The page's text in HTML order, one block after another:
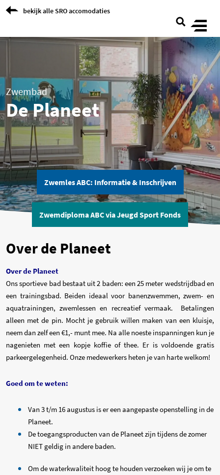
bekijk alle SRO accomodaties
Zwembad
De Planeet
Zwemles ABC: Informatie & Inschrijven
Zwemdiploma ABC via Jeugd Sport Fonds
Over de Planeet
Over de Planeet
Ons sportieve bad bestaat uit 2 baden: een 25 meter wedstrijdbad en
een trainingsbad. Beiden ideaal voor banenzwemmen, zwem- en
aquatrainingen, zwemlessen en recreatief vermaak. Betalingen
alleen met de pin. Mocht je gebruik willen maken van een kluisje,
neem dan zelf een €1,- munt mee. Na alle noeste inspanningen kun je
nagenieten met een kopje koffie of thee. Er is voldoende gratis
parkeergelegenheid. Onze medewerkers heten je van harte welkom!
Goed om te weten:
Van 3 t/m 16 augustus is er een aangepaste openstelling in de
Planeet.
De toegangsproducten van de Planeet zijn tijdens de zomer
NIET geldig in andere baden.
Om de waterkwaliteit hoog te houden verzoeken wij je om te